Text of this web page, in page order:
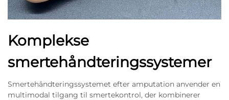
Komplekse
smertehåndteringssystemer
Smertehåndteringssystemet efter amputation anvender en
multimodal tilgang til smertekontrol, der kombinerer